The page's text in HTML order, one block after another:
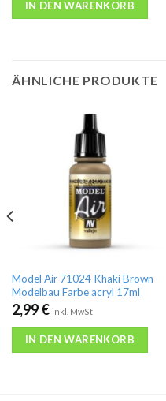
IN DEN WARENKORB
ÄHNLICHE PRODUKTE
Model Air 71024 Khaki Brown
Modelbau Farbe acryl 17ml
2,99€ inkl. MwSt
IN DEN WARENKORB